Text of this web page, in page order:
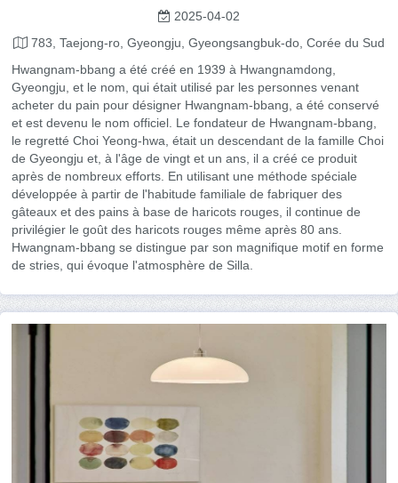
2025-04-02
783, Taejong-ro, Gyeongju, Gyeongsangbuk-do, Corée du Sud
Hwangnam-bbang a été créé en 1939 à Hwangnamdong,
Gyeongju, et le nom, qui était utilisé par les personnes venant
acheter du pain pour désigner Hwangnam-bbang, a été conservé
et est devenu le nom officiel. Le fondateur de Hwangnam-bbang,
le regretté Choi Yeong-hwa, était un descendant de la famille Choi
de Gyeongju et, à l'âge de vingt et un ans, il a créé ce produit
après de nombreux efforts. En utilisant une méthode spéciale
développée à partir de l'habitude familiale de fabriquer des
gâteaux et des pains à base de haricots rouges, il continue de
privilégier le goût des haricots rouges même après 80 ans.
Hwangnam-bbang se distingue par son magnifique motif en forme
de stries, qui évoque l'atmosphère de Silla.